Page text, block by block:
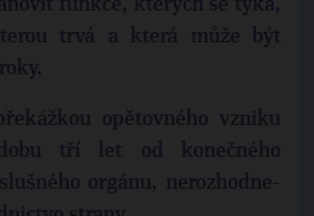
funkce, kterých se týká,
trvá a která může být
opětovného vzniku
tří let od konečného
orgánu, nerozhodne-